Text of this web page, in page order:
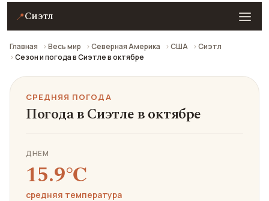
📍Сиэтл
Главная Весь мир Северная Америка США
Сиэтл
Сезон и погода в Сиэтле в октябре
СРЕДНЯЯ ПОГОДА
Погода в Сиэтле в октябре
ДНЕМ
15.9℃
средняя температура